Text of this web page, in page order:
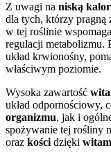
Z uwagi na niską
dla tych, którzy pragną
w tej roślinie
regulacji metabolizmu.
układ krwionośny,
właściwym poziomie.
Wysoka zawartość
układ odpornościowy,
organizmu, jak i
spożywanie tej rośliny
oraz kości dzięki